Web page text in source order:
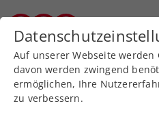
Zurück zur
Ausbildung
Auf unserer Webseite werden
davon werden zwingend
ermöglichen, Ihre
zu verbessern.